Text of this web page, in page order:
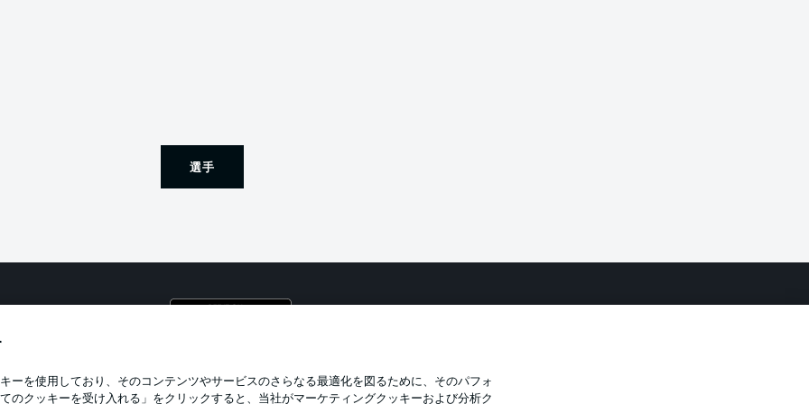
選手
当サイトについて
を使用しており、そのコンテンツやサービスのさらなる最適化を図るために、そのパフォ
クッキーを受け入れる」をクリックすると、当社がマーケティングクッキーおよび分析ク